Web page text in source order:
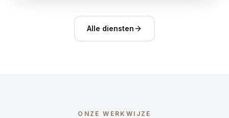
Alle diensten
ONZE WERKWIJZE